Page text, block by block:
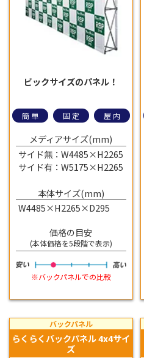
ビックサイズのパネル！
簡単 固定 屋内
メディアサイズ(mm)
サイド無：W4485×H2265
サイド有：W5175×H2265
本体サイズ(mm)
W4485×H2265×D295
価格の目安
(本体価格を5段階で表示)
※バックパネルでの比較
バックパネル
らくらくバックパネル 4x4サイ
ズ